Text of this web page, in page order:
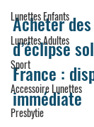
Lunettes Enfants
Lunettes Adultes
Sport
Accessoire Lunettes
Presbytie
Acheter
d’éclipse
France :
immédiate